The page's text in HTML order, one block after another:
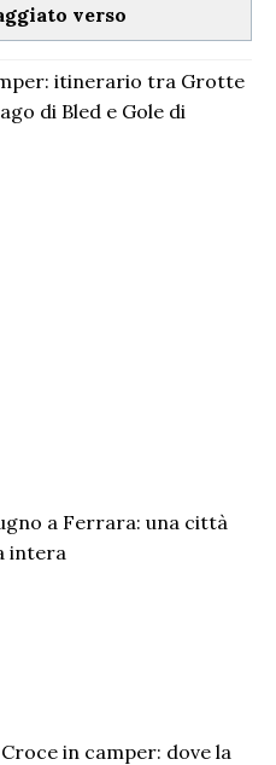
verso
itinerario tra Grotte
di Bled e Gole di
a Ferrara: una città
intera
in camper: dove la